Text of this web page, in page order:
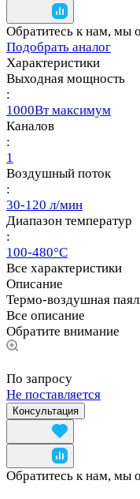
Обратитесь к нам, мы
Подобрать аналог
Характеристики
Выходная мощность
:
1000Вт максимум
Каналов
:
1
Воздушный поток
:
30-120 л/мин
Диапазон температур
:
100-480°C
Все характеристики
Описание
Термо-воздушная
Все описание
Обратите внимание
По запросу
Не поставляется
Консультация
Обратитесь к нам, мы